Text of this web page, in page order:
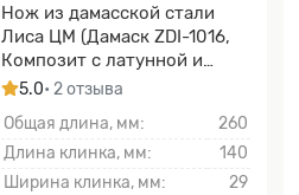
Нож из дамасской стали
Лиса ЦМ (Дамаск ZDI-1016,
Композит с латунной и
бронзовой микросеткой
5.0• 2 отзыва
Общая длина, мм:
260
Длина клинка, мм:
140
Ширина клинка, мм:
29